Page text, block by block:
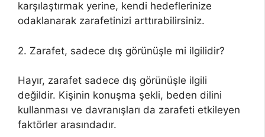
karşılaştırmak yerine, kendi hedeflerinize
odaklanarak zarafetinizi arttırabilirsiniz.
2. Zarafet, sadece dış görünüşle mi ilgilidir?
Hayır, zarafet sadece dış görünüşle ilgili
değildir. Kişinin konuşma şekli, beden dilini
kullanması ve davranışları da zarafeti etkileyen
faktörler arasındadır.